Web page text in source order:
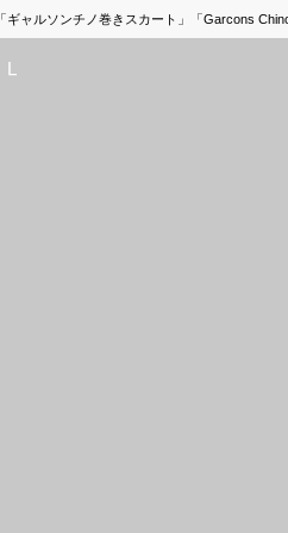
「ギャルソンチノ巻きスカート」「Garcons